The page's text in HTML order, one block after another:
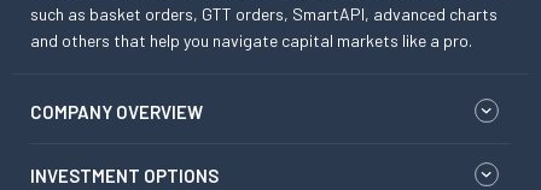
such as basket orders, GTT orders, SmartAPI, advanced charts
and others that help you navigate capital markets like a pro.
COMPANY OVERVIEW
INVESTMENT OPTIONS